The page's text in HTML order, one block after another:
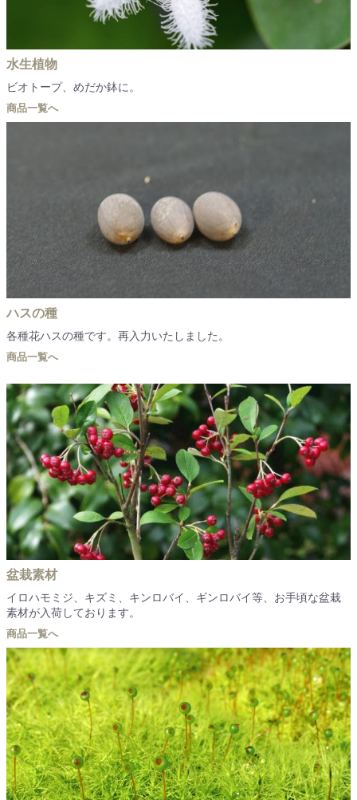
水生植物
ビオトープ、めだか鉢に。
商品一覧へ
ハスの種
各種花ハスの種です。再入力いたしました。
商品一覧へ
盆栽素材
イロハモミジ、キズミ、キンロバイ、ギンロバイ等、お手頃な盆栽
素材が入荷しております。
商品一覧へ